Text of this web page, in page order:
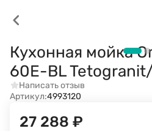
Кухонная мойка
60E-BL
Написать отзыв
Артикул:4993120
27 288 ₽